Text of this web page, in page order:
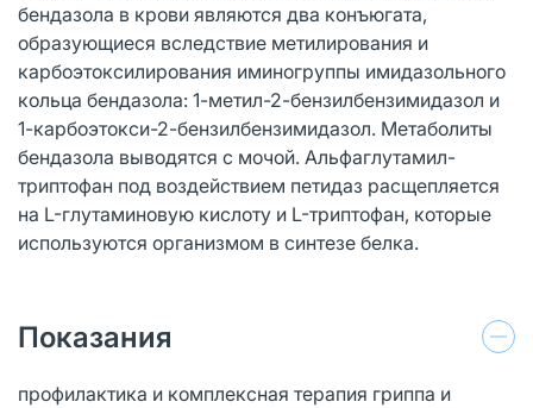
бендазола в крови являются два конъюгата,
образующиеся вследствие метилирования и
карбоэтоксилирования иминогруппы имидазольного
кольца бендазола: 1-метил-2-бензилбензимидазол и
1-карбоэтокси-2-бензилбензимидазол. Метаболиты
бендазола выводятся с мочой. Альфаглутамил-
триптофан под воздействием петидаз расщепляется
на L-глутаминовую кислоту и L-триптофан, которые
используются организмом в синтезе белка.
Показания
профилактика и комплексная терапия гриппа и